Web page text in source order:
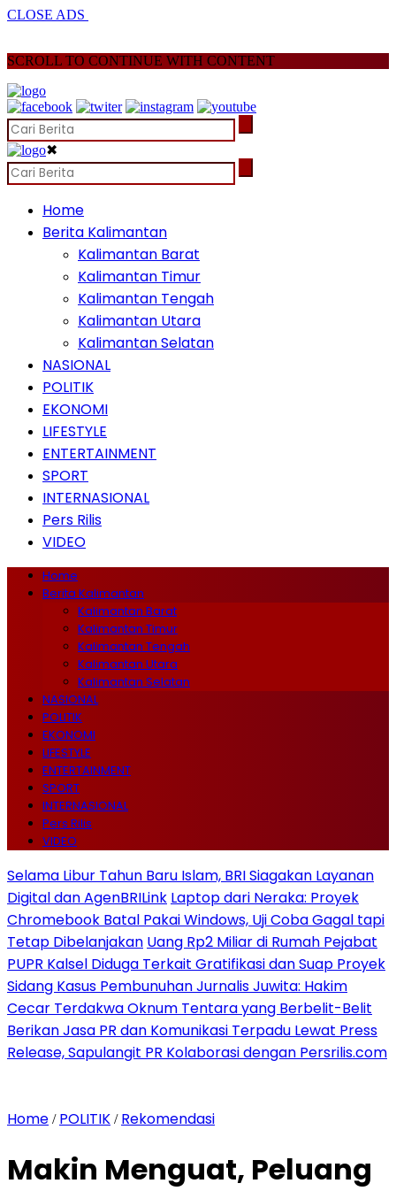
CLOSE ADS
SCROLL TO CONTINUE WITH CONTENT
✖
Home
Berita Kalimantan
Kalimantan Barat
Kalimantan Timur
Kalimantan Tengah
Kalimantan Utara
Kalimantan Selatan
NASIONAL
POLITIK
EKONOMI
LIFESTYLE
ENTERTAINMENT
SPORT
INTERNASIONAL
Pers Rilis
VIDEO
Home
Berita Kalimantan
Kalimantan Barat
Kalimantan Timur
Kalimantan Tengah
Kalimantan Utara
Kalimantan Selatan
NASIONAL
POLITIK
EKONOMI
LIFESTYLE
ENTERTAINMENT
SPORT
INTERNASIONAL
Pers Rilis
VIDEO
Selama Libur Tahun Baru Islam, BRI Siagakan Layanan
Digital dan AgenBRILink Laptop dari Neraka: Proyek
Chromebook Batal Pakai Windows, Uji Coba Gagal tapi
Tetap Dibelanjakan Uang Rp2 Miliar di Rumah Pejabat
PUPR Kalsel Diduga Terkait Gratifikasi dan Suap Proyek
Sidang Kasus Pembunuhan Jurnalis Juwita: Hakim
Cecar Terdakwa Oknum Tentara yang Berbelit-Belit
Berikan Jasa PR dan Komunikasi Terpadu Lewat Press
Release, Sapulangit PR Kolaborasi dengan Persrilis.com
Home / POLITIK / Rekomendasi
Makin Menguat, Peluang